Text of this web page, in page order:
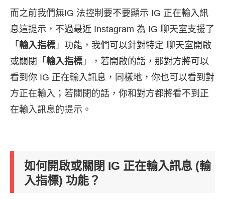
而之前我們無IG 法控制要不要顯示 IG 正在輸入訊
息這提示，不過最近 Instagram 為 IG 聊天室支援了
「 輸入指標 」功能，我們可以針對特定 聊天室開啟
或關閉「 輸入指標 」，若開啟的話，那對方將可以
看到你 IG 正在輸入訊息，同樣地，你也可以看到對
方正在輸入；若關閉的話，你和對方都將看不到正
在輸入訊息的提示。
如何開啟或關閉 IG 正在輸入訊息 (輸
入指標) 功能？